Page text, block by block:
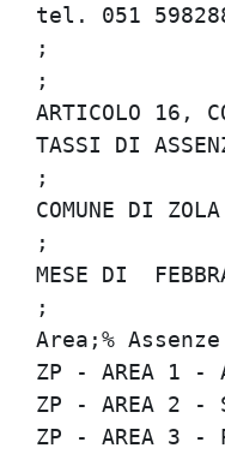
tel. 051
;
;
ARTICOLO 16,
TASSI DI
;
COMUNE DI
;
MESE DI
;
Area;% Assenze
ZP - AREA 1 -
ZP - AREA 2 -
ZP - AREA 3 -